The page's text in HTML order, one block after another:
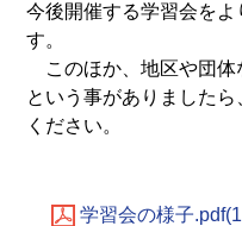
今後開催する学習会を
す。
このほか、地区や団体
という事がありました
ください。
学習会の様子